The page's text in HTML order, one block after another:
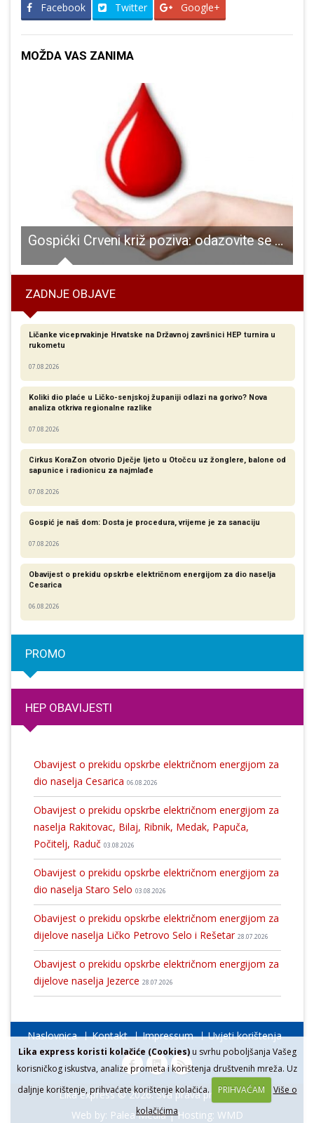
Lika express koristi kolačiće (Cookies)u svrhu poboljšanja Vašeg
korisničkog iskustva, analize prometa i korištenja društvenih mreža. Uz
daljnje korištenje, prihvaćate korištenje kolačića.
PRIHVAĆAM
Više o
kolačićima
Facebook Twitter Google+
MOŽDA VAS ZANIMA
Gospićki Crveni križ poziva: odazovite se na akciju darivanja krvi
ZADNJE OBJAVE
Ličanke viceprvakinje Hrvatske na Državnoj završnici HEP turnira u
rukometu
07.08.2026
Koliki dio plaće u Ličko-senjskoj županiji odlazi na gorivo? Nova
analiza otkriva regionalne razlike​
07.08.2026
Cirkus KoraZon otvorio Dječje ljeto u Otočcu uz žonglere, balone od
sapunice i radionicu za najmlađe
07.08.2026
Gospić je naš dom: Dosta je procedura, vrijeme je za sanaciju
07.08.2026
Obavijest o prekidu opskrbe električnom energijom za dio naselja
Cesarica
06.08.2026
PROMO
HEP OBAVIJESTI
Obavijest o prekidu opskrbe električnom energijom za
dio naselja Cesarica 06.08.2026
Obavijest o prekidu opskrbe električnom energijom za
naselja Rakitovac, Bilaj, Ribnik, Medak, Papuča,
Počitelj, Raduč 03.08.2026
Obavijest o prekidu opskrbe električnom energijom za
dio naselja Staro Selo 03.08.2026
Obavijest o prekidu opskrbe električnom energijom za
dijelove naselja Ličko Petrovo Selo i Rešetar 28.07.2026
Obavijest o prekidu opskrbe električnom energijom za
dijelove naselja Jezerce 28.07.2026
Naslovnica Kontakt Impressum Uvjeti korištenja
Lika express © 2026. Sva prava pridržana.
Web by: Palea Media| Hosting: WMD